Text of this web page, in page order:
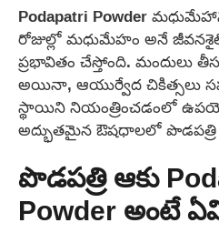
Podapatri Powder
రోజుల్లో మధుమేహం అనే
ప్రభావితం చేస్తోంది. మందులు
అయినా, ఆయుర్వేద చికిత్సలు
స్థాయిని నియంత్రించడంలో
అద్భుతమైన ఔషధాలలో
పొడపత్రి ఆకు
Powder అంటే